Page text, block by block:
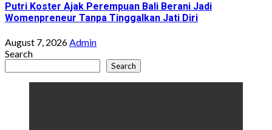
Putri Koster Ajak Perempuan Bali Berani Jadi
Womenpreneur Tanpa Tinggalkan Jati Diri
August 7, 2026Admin
Search
Search